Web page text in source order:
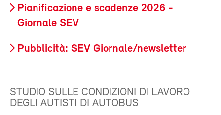
Pianificazione e scadenze 2026 -
Giornale SEV
Pubblicità: SEV Giornale/newsletter
STUDIO SULLE CONDIZIONI DI LAVORO
DEGLI AUTISTI DI AUTOBUS